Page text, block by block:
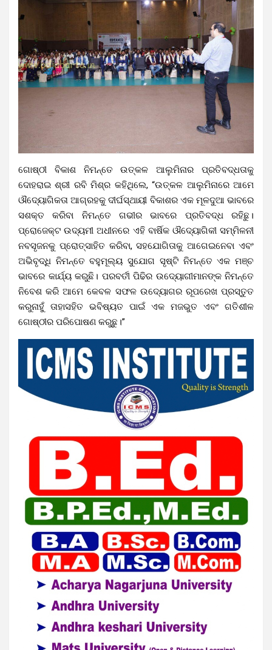
ଗୋଷ୍ଠୀ ବିକାଶ ନିମନ୍ତେ ଉତ୍କଳ ଆଲୁମିନାର ପ୍ରତିବଦ୍ଧତାକୁ
ଦୋହରାଇ ଶ୍ରୀ ରବି ମିଶ୍ର କହିଥିଲେ, “ଉତ୍କଳ ଆଲୁମିନାରେ ଆମେ
ଔଦ୍ୟୋଗିକତା ଆଗ୍ରହକୁ ଦୀର୍ଘସ୍ଥାୟୀ ବିକାଶର ଏକ ମୂଳଦୁଆ ଭାବରେ
ସଶକ୍ତ କରିବା ନିମନ୍ତେ ଗଭୀର ଭାବରେ ପ୍ରତିବଦ୍ଧ ରହିଛୁ।
ପ୍ରୋଜେକ୍ଟ ଉଦ୍ୟମୀ ଅଧୀନରେ ଏହି ବାର୍ଷିକ ଔଦ୍ୟୋଗିକୀ ସମ୍ମିଳନୀ
ନବସୃଜନକୁ ପ୍ରୋତ୍ସାହିତ କରିବା, ସହଯୋଗିତାକୁ ଆଗେଇନେବା ଏବଂ
ଅଭିବୃଦ୍ଧି ନିମନ୍ତେ ବହୁମୂଲ୍ୟ ସୁଯୋଗ ସୃଷ୍ଟି ନିମନ୍ତେ ଏକ ମଞ୍ଚ
ଭାବରେ କାର୍ଯ୍ୟ କରୁଛି। ପରବର୍ତୀ ପିଢିର ଉଦ୍ୟୋଗୀମାନଙ୍କ ନିମନ୍ତେ
ନିବେଶ କରି ଆମେ କେବଳ ସଫଳ ଉଦ୍ୟୋଗର ରୂପରେଖ ପ୍ରସ୍ତୁତ
କରୁନାହୁଁ ତାହାସହିତ ଭବିଷ୍ୟତ ପାଇଁ ଏକ ମଜଭୁତ ଏବଂ ଗତିଶୀଳ
ଗୋଷ୍ଠୀର ପରିପୋଷଣ କରୁଛୁ।”